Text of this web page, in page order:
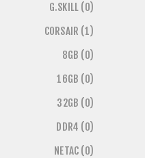
G.SKILL (0)
CORSAIR (1)
8GB (0)
16GB (0)
32GB (0)
DDR4 (0)
NETAC (0)